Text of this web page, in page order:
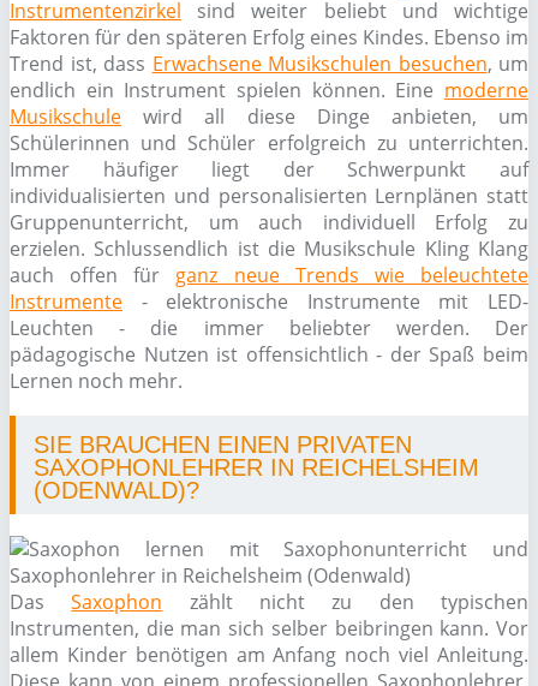
Instrumentenzirkel sind weiter beliebt und wichtige
Faktoren für den späteren Erfolg eines Kindes. Ebenso im
Trend ist, dass Erwachsene Musikschulen besuchen, um
endlich ein Instrument spielen können. Eine moderne
Musikschule wird all diese Dinge anbieten, um
Schülerinnen und Schüler erfolgreich zu unterrichten.
Immer häufiger liegt der Schwerpunkt auf
individualisierten und personalisierten Lernplänen statt
Gruppenunterricht, um auch individuell Erfolg zu
erzielen. Schlussendlich ist die Musikschule Kling Klang
auch offen für ganz neue Trends wie beleuchtete
Instrumente - elektronische Instrumente mit LED-
Leuchten - die immer beliebter werden. Der
pädagogische Nutzen ist offensichtlich - der Spaß beim
Lernen noch mehr.
SIE BRAUCHEN EINEN PRIVATEN
SAXOPHONLEHRER IN REICHELSHEIM
(ODENWALD)?
DasSaxophon zählt nicht zu den typischen
Instrumenten, die man sich selber beibringen kann. Vor
allem Kinder benötigen am Anfang noch viel Anleitung.